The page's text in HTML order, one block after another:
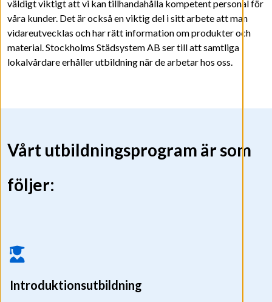
väldigt viktigt att vi kan tillhandahålla kompetent personal för
våra kunder. Det är också en viktig del i sitt arbete att man
vidareutvecklas och har rätt information om produkter och
material. Stockholms Städsystem AB ser till att samtliga
lokalvårdare erhåller utbildning när de arbetar hos oss.
Vårt utbildningsprogram är som
följer:
Introduktionsutbildning